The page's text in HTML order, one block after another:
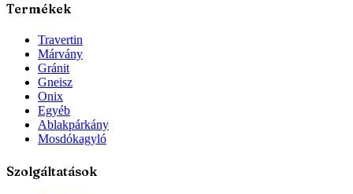
Termékek
Travertin
Márvány
Gránit
Gneisz
Onix
Egyéb
Ablakpárkány
Mosdókagyló
Szolgáltatások